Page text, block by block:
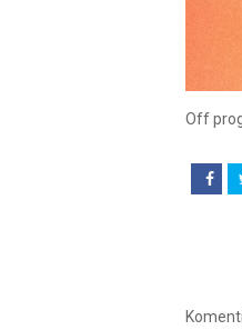
Off